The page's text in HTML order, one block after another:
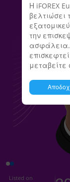
Η iFOREX
βελτιώσει
την
ασφάλεια.
μεταβείτε
Listed on